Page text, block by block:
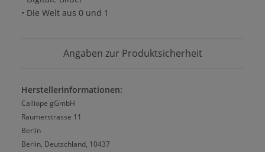
• Die Welt aus 0 und 1
Angaben zur Produktsicherheit
Herstellerinformationen:
Calliope gGmbH
Raumerstrasse 11
Berlin
Berlin, Deutschland, 10437